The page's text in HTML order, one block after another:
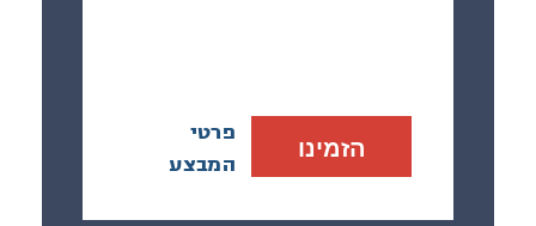
הזמינו
פרטי
המבצע